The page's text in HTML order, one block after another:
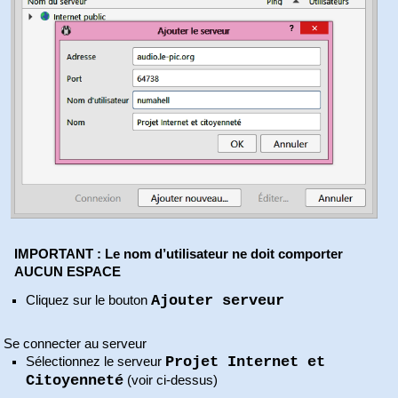
IMPORTANT : Le nom d’utilisateur ne doit comporter
AUCUN ESPACE
Cliquez sur le boutonAjouter serveur
Se connecter au serveur
Sélectionnez le serveur Projet Internet et
Citoyenneté (voir ci-dessus)